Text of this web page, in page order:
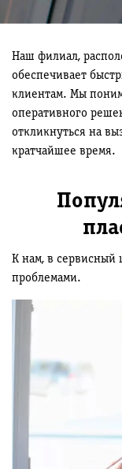
Наш филиал,
обеспечивает
клиентам. Мы
оперативного
откликнуться на
кратчайшее время.
К нам, в сервисный
проблемами.